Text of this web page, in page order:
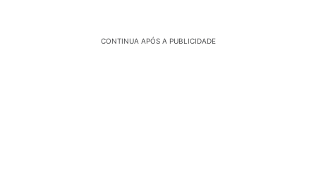
CONTINUA APÓS A PUBLICIDADE